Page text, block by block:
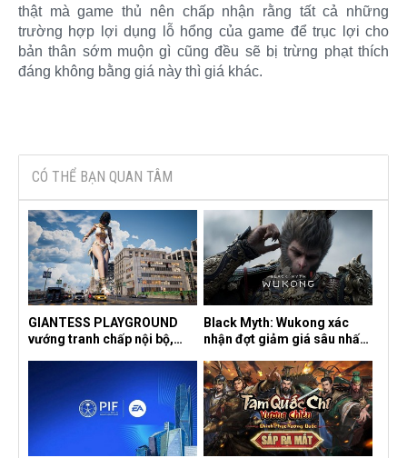
thật mà game thủ nên chấp nhận rằng tất cả những
trường hợp lợi dụng lỗ hổng của game để trục lợi cho
bản thân sớm muộn gì cũng đều sẽ bị trừng phạt thích
đáng không bằng giá này thì giá khác.​
CÓ THỂ BẠN QUAN TÂM
GIANTESS PLAYGROUND
vướng tranh chấp nội bộ,
ngầm chiếm đoạt doanh thu
Black Myth: Wukong xác
nhận đợt giảm giá sâu nhất
trên mọi nền tảng